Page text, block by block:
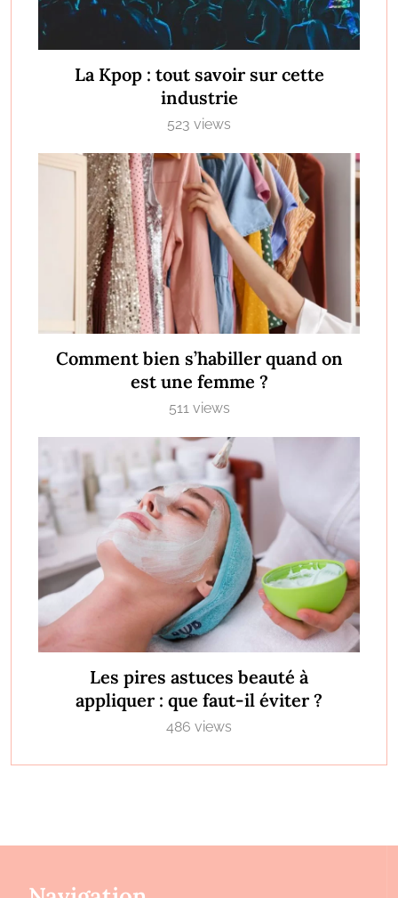
La Kpop : tout savoir sur cette
industrie
523 views
Comment bien s’habiller quand on
est une femme ?
511 views
Les pires astuces beauté à
appliquer : que faut-il éviter ?
486 views